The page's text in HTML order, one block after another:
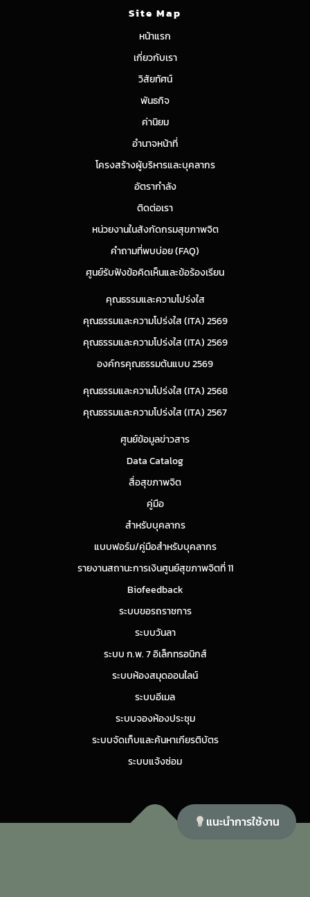
Site Map
หน้าแรก
เกี่ยวกับเรา
วิสัยทัศน์
พันธกิจ
ค่านิยม
อำนาจหน้าที่
โครงสร้างผู้บริหารและบุคลากร
อัตรากำลัง
ติดต่อเรา
หน่วยงานในสังกัดกรมสุขภาพจิต
คำถามที่พบบ่อย (FAQ)
ศูนย์รับฟังข้อคิดเห็นและข้อร้องเรียน
คุณธรรมและความโปร่งใส
คุณธรรมและความโปร่งใส (ITA) 2569
คุณธรรมและความโปร่งใส (ITA) 2569
องค์กรคุณธรรมต้นแบบ 2569
คุณธรรมและความโปร่งใส (ITA) 2568
คุณธรรมและความโปร่งใส (ITA) 2567
ศูนย์ข้อมูลข่าวสาร
Data Catalog
สื่อสุขภาพจิต
คู่มือ
สำหรับบุคลากร
แบบฟอร์ม/คู่มือสำหรับบุคลากร
รายงานสถานะการเงินศูนย์สุขภาพจิตที่ 11
Biofeedback
ระบบขอรถราชการ
ระบบวันลา
ระบบ ก.พ. 7 อิเล็กทรอนิกส์
ระบบห้องสมุดออนไลน์
ระบบอีเมล
ระบบจองห้องประชุม
ระบบจัดเก็บและค้นหาเกียรติบัตร
ระบบแจ้งซ่อม
แนะนำการใช้งาน